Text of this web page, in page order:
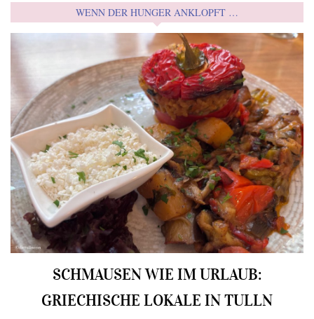
WENN DER HUNGER ANKLOPFT …
SCHMAUSEN WIE IM URLAUB:
GRIECHISCHE LOKALE IN TULLN